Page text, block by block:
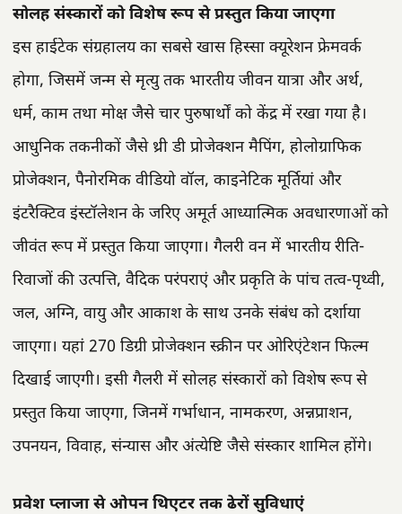
सोलह संस्कारों को विशेष रूप से प्रस्तुत किया जाएगा
इस हाईटेक संग्रहालय का सबसे खास हिस्सा क्यूरेशन फ्रेमवर्क
होगा, जिसमें जन्म से मृत्यु तक भारतीय जीवन यात्रा और अर्थ,
धर्म, काम तथा मोक्ष जैसे चार पुरुषार्थों को केंद्र में रखा गया है।
आधुनिक तकनीकों जैसे थ्री डी प्रोजेक्शन मैपिंग, होलोग्राफिक
प्रोजेक्शन, पैनोरमिक वीडियो वॉल, काइनेटिक मूर्तियां और
इंटरैक्टिव इंस्टॉलेशन के जरिए अमूर्त आध्यात्मिक अवधारणाओं को
जीवंत रूप में प्रस्तुत किया जाएगा। गैलरी वन में भारतीय रीति-
रिवाजों की उत्पत्ति, वैदिक परंपराएं और प्रकृति के पांच तत्व-पृथ्वी,
जल, अग्नि, वायु और आकाश के साथ उनके संबंध को दर्शाया
जाएगा। यहां 270 डिग्री प्रोजेक्शन स्क्रीन पर ओरिएंटेशन फिल्म
दिखाई जाएगी। इसी गैलरी में सोलह संस्कारों को विशेष रूप से
प्रस्तुत किया जाएगा, जिनमें गर्भाधान, नामकरण, अन्नप्राशन,
उपनयन, विवाह, संन्यास और अंत्येष्टि जैसे संस्कार शामिल होंगे।
प्रवेश प्लाजा से ओपन थिएटर तक ढेरों सुविधाएं